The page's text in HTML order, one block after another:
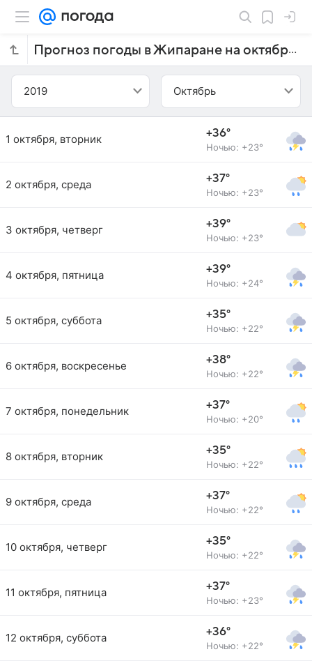
Прогноз погоды в Жипаране на октябрь 2019 года
2019 Октябрь
1 октября, вторник +36°
Ночью: +23°
2 октября, среда +37°
Ночью: +23°
3 октября, четверг +39°
Ночью: +23°
4 октября, пятница +39°
Ночью: +24°
5 октября, суббота +35°
Ночью: +22°
6 октября, воскресенье +38°
Ночью: +22°
7 октября, понедельник +37°
Ночью: +20°
8 октября, вторник +35°
Ночью: +22°
9 октября, среда +37°
Ночью: +22°
10 октября, четверг +35°
Ночью: +22°
11 октября, пятница +37°
Ночью: +23°
12 октября, суббота +36°
Ночью: +22°